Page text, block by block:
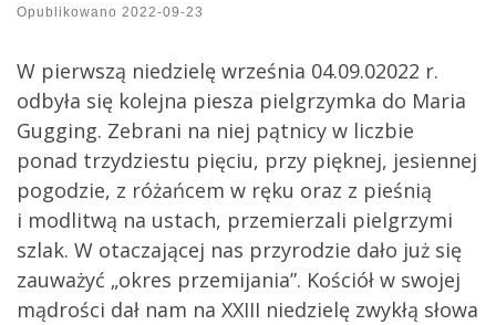
Opublikowano 2022-09-23
W pierwszą niedzielę września 04.09.02022 r.
odbyła się kolejna piesza pielgrzymka do Maria
Gugging. Zebrani na niej pątnicy w liczbie
ponad trzydziestu pięciu, przy pięknej, jesiennej
pogodzie, z różańcem w ręku oraz z pieśnią
i modlitwą na ustach, przemierzali pielgrzymi
szlak. W otaczającej nas przyrodzie dało już się
zauważyć „okres przemijania”. Kościół w swojej
mądrości dał nam na XXIII niedzielę zwykłą słowa